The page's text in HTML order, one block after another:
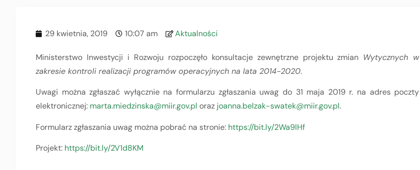
29 kwietnia, 2019 10:07 am Aktualności
Ministerstwo Inwestycji i Rozwoju rozpoczęło konsultacje zewnętrzne projektu zmian Wytycznych w
zakresie kontroli realizacji programów operacyjnych na lata 2014-2020.
Uwagi można zgłaszać wyłącznie na formularzu zgłaszania uwag do 31 maja 2019 r. na adres poczty
elektronicznej: marta.miedzinska@miir.gov.pl oraz joanna.belzak-swatek@miir.gov.pl.
Formularz zgłaszania uwag można pobrać na stronie: https://bit.ly/2Wa9lHf
Projekt: https://bit.ly/2V1d8KM